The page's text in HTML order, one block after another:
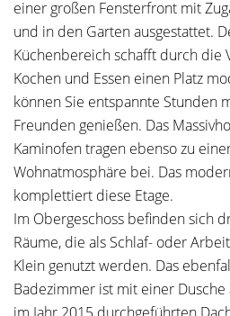
einer großen Fensterfront mit
und in den Garten ausgestattet.
Küchenbereich schafft durch die
Kochen und Essen einen Platz
können Sie entspannte Stunden
Freunden genießen. Das
Kaminofen tragen ebenso zu
Wohnatmosphäre bei. Das
komplettiert diese Etage.
Im Obergeschoss befinden sich
Räume, die als Schlaf- oder
Klein genutzt werden. Das
Badezimmer ist mit einer